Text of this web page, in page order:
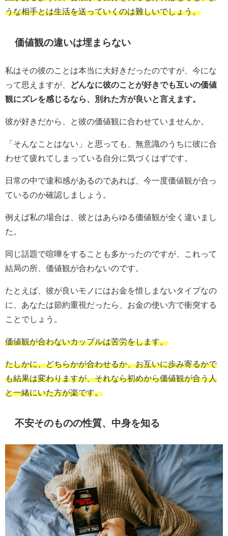
うな相手とは生活を送っていくのは難しいでしょう。
価値観の違いは埋まらない
私はその彼のことは本当に大好きだったのですが、今にな
って思えますが、
どんなに彼のことが好きでも互いの価値
観にズレを感じるなら、別れた方が良いと言えます。
彼が好きだから、と彼の価値観に合わせていませんか。
「そんなことはない」と思っても、無意識のうちに彼に合
わせて疲れてしまっている自分に気づくはずです。
日常の中で違和感があるのであれば、今一度価値観が合っ
ているのか確認しましょう。
例えば私の場合は、彼とはあらゆる価値観が全く違いまし
た。
同じ話題で喧嘩をすることも多かったのですが、これって
結局の所、価値観が合わないのです。
たとえば、彼が良いモノにはお金を惜しまないタイプなの
に、あなたは節約重視だったら、お金の使い方で衝突する
ことでしょう。
価値観が合わないカップルは苦労をします。
たしかに、どちらかが合わせるか、お互いに歩み寄るかで
も結果は変わりますが、それなら初めから価値観が合う人
と一緒にいた方が楽です。
不安そのものの性質、中身を知る